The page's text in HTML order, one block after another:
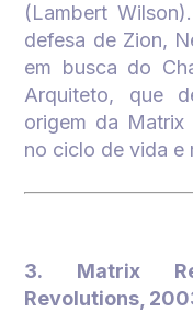
(Lambert
defesa de Zion,
em busca do
Arquiteto, que
origem da
no ciclo de vida e
3. Matrix
Revolutions,